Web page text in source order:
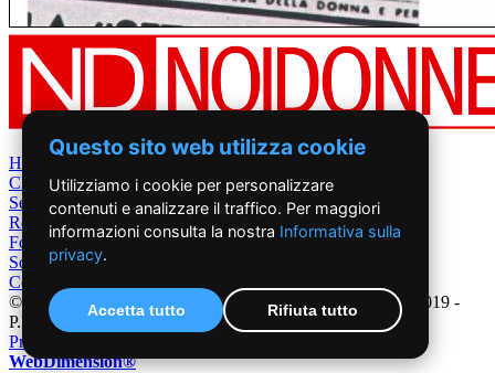
Home
Chi Siamo
Settimanale
Rete News
Foto&Video
Sostienici
Contatti
©2019 - NoiDonne - Iscrizione ROC n.33421 del 23 /09/ 2019 -
P.IVA 00878931005
Privacy Policy
WebDimension®
Questo sito web utilizza cookie
Utilizziamo i cookie per personalizzare
contenuti e analizzare il traffico. Per maggiori
informazioni consulta la nostra Informativa sulla
privacy.
Accetta tutto Rifiuta tutto